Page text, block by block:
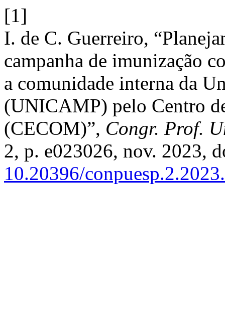
[1]
I. de C. Guerreiro,
campanha de imunização
a comunidade interna da
(UNICAMP) pelo Centro
(CECOM)”, Congr. Prof.
2, p. e023026, nov. 2023,
10.20396/